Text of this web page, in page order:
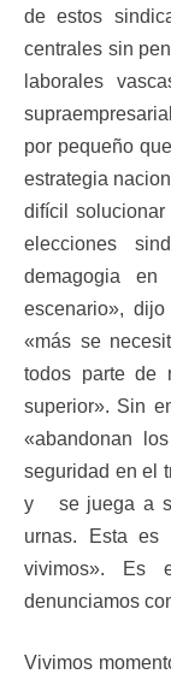
de estos
centrales sin
laborales
por pequeño
estrategia
difícil solucionar
elecciones
demagogia en
escenario»,
«más se
todos parte de
superior». Sin
«abandonan
seguridad en el
y se juega a
urnas. Esta
vivimos». Es
denunciamos
Vivimos